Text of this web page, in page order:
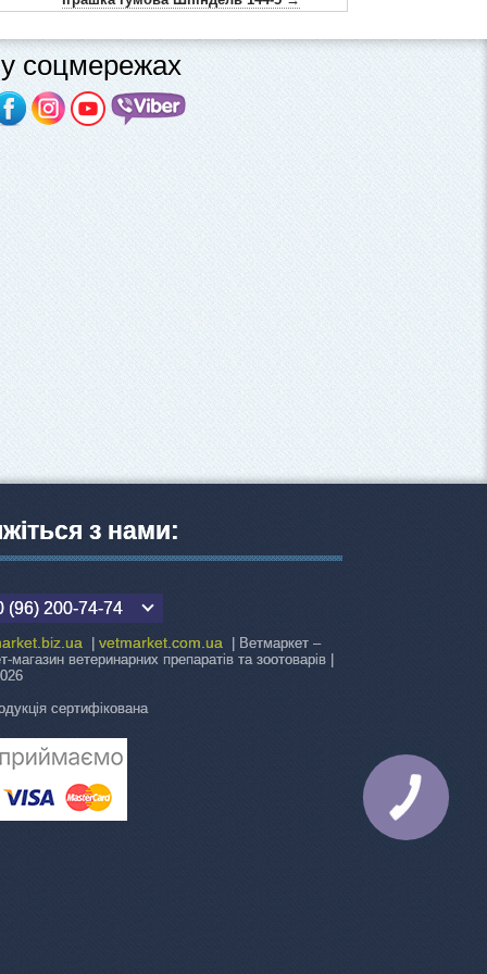
соцмережах
з нами:
(96) 200-74-74
|vetmarket.com.ua | Ветмаркет –
магазин ветеринарних препаратів та зоотоварів |
сертифікована
КНОПКА
ЗВ'ЯЗКУ